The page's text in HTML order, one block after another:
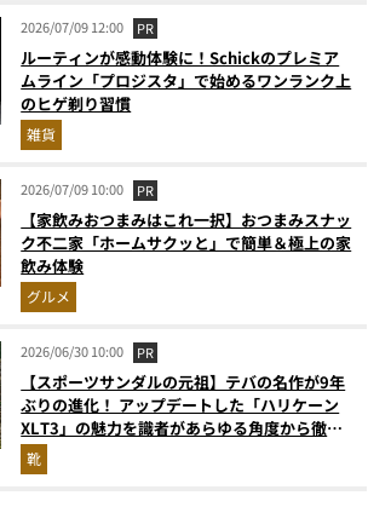
2026/07/09 12:00 PR
ルーティンが感動体験に！Schickのプレミア
ムライン「プロジスタ」で始めるワンランク上
のヒゲ剃り習慣
雑貨
2026/07/09 10:00 PR
【家飲みおつまみはこれ一択】おつまみスナッ
ク不二家「ホームサクッと」で簡単＆極上の家
飲み体験
グルメ
2026/06/30 10:00 PR
【スポーツサンダルの元祖】テバの名作が9年
ぶりの進化！ アップデートした「ハリケーン
XLT3」の魅力を識者があらゆる角度から徹底
解説！
靴